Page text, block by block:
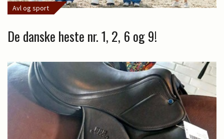
Avl og sport
De danske heste nr. 1, 2, 6 og 9!